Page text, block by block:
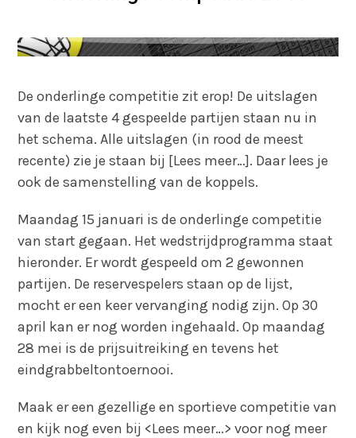
De onderlinge competitie zit erop! De uitslagen
van de laatste 4 gespeelde partijen staan nu in
het schema. Alle uitslagen (in rood de meest
recente) zie je staan bij [Lees meer…]. Daar lees je
ook de samenstelling van de koppels.
Maandag 15 januari is de onderlinge competitie
van start gegaan. Het wedstrijdprogramma staat
hieronder. Er wordt gespeeld om 2 gewonnen
partijen. De reservespelers staan op de lijst,
mocht er een keer vervanging nodig zijn. Op 30
april kan er nog worden ingehaald. Op maandag
28 mei is de prijsuitreiking en tevens het
eindgrabbeltontoernooi.
Maak er een gezellige en sportieve competitie van
en kijk nog even bij <Lees meer…> voor nog meer